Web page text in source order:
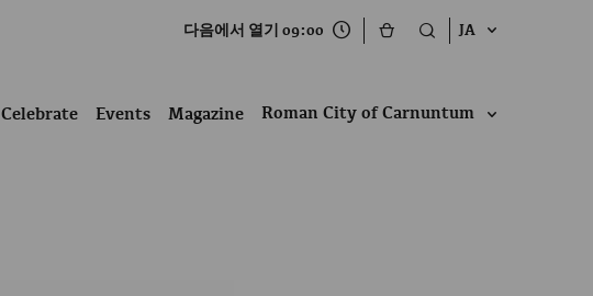
다음에서 열기 09:00 JA
Celebrate Events Magazine Roman City of Carnuntum